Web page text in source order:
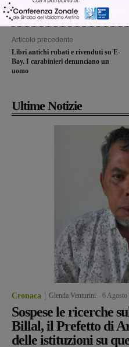
Articolo precedente
Libri antichi rubati e rivenduti su E-
Bay. I carabinieri denunciano un
uomo
Ultime Notizie
Cronaca Glenda Venturini 6 Agosto
Sospese le ricerche
Billal, il Prefetto di
delle istituzioni su